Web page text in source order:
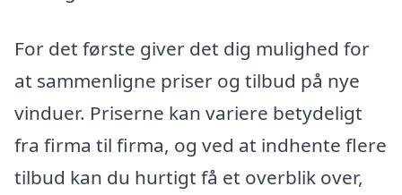
For det første giver det dig mulighed for
at sammenligne priser og tilbud på nye
vinduer. Priserne kan variere betydeligt
fra firma til firma, og ved at indhente flere
tilbud kan du hurtigt få et overblik over,